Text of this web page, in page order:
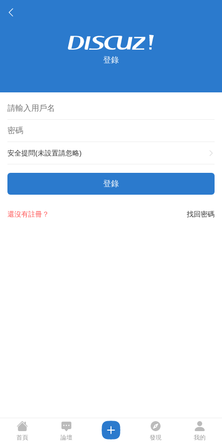
登錄
安全提問(未設置請忽略)
登錄
找回密碼
還沒有註冊？
首頁 論壇 發現 我的